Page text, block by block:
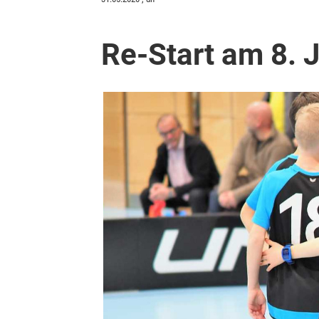
Re-Start am 8.